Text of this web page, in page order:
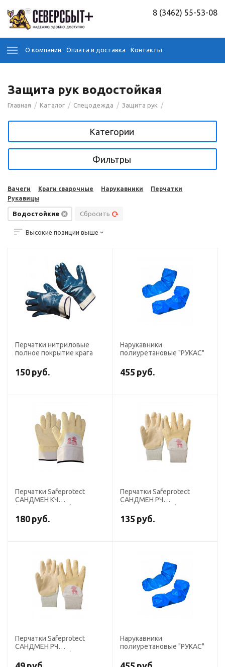
8 (3462) 55-53-08
О компании Оплата и доставка Контакты
Защита рук водостойкая
Главная / Каталог / Спецодежда / Защита рук /
Категории
Фильтры
Вачеги Краги сварочные Нарукавники
Перчатки
Рукавицы
Водостойкие Сбросить
Высокие позиции выше
Перчатки нитриловые
полное покрытие крага
150 руб.
Нарукавники
полиуретановые "РУКАС"
455 руб.
Перчатки Safeprotect
САНДМЕН КЧ
латекс)
180 руб.
Перчатки Safeprotect
САНДМЕН РЧ
латекс)
135 руб.
Перчатки Safeprotect
САНДМЕН РЧ
латекс) р. 8 (M)
Нарукавники
полиуретановые "РУКАС"